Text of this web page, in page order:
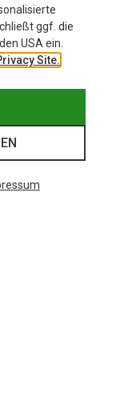
ggf. die
USA ein.
Site.